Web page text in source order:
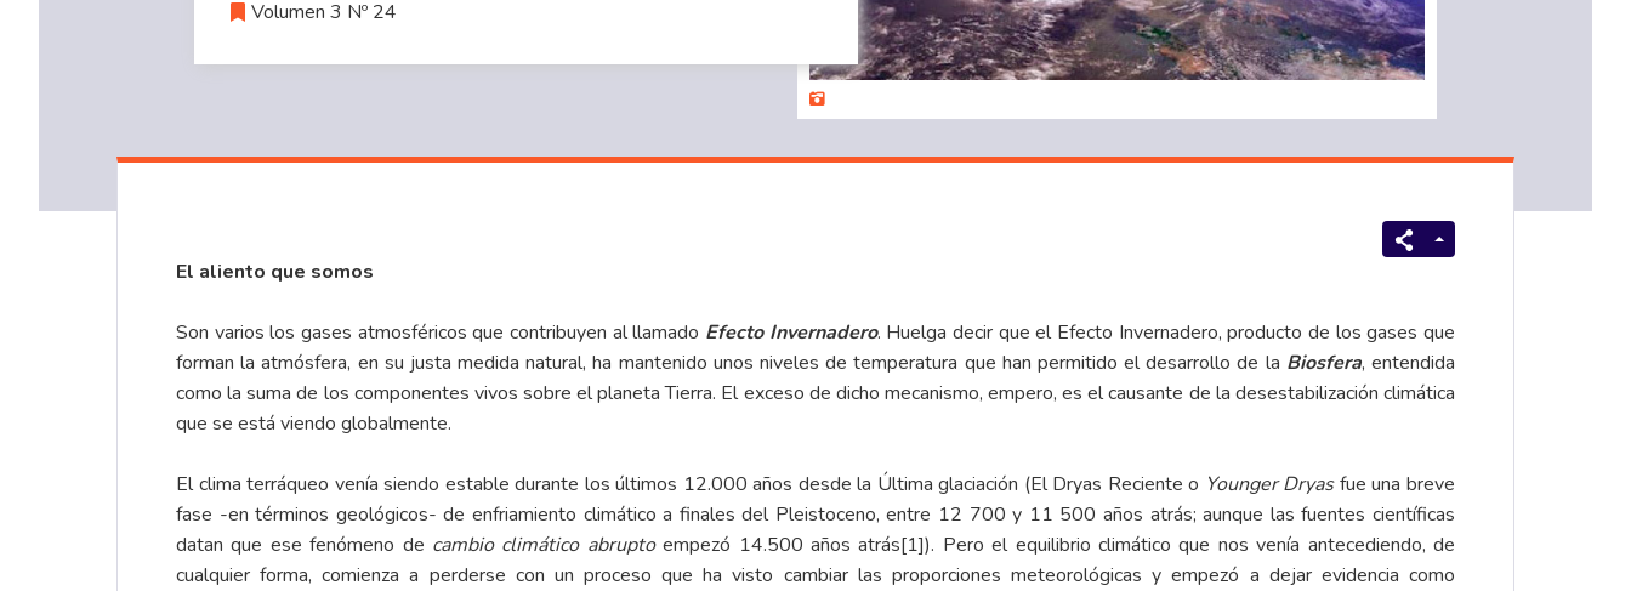
Volumen 3 Nº 24
El aliento que somos
Son varios los gases atmosféricos que contribuyen al llamado Efecto Invernadero. Huelga decir que el Efecto Invernadero, producto de los gases que
forman la atmósfera, en su justa medida natural, ha mantenido unos niveles de temperatura que han permitido el desarrollo de la Biosfera, entendida
como la suma de los componentes vivos sobre el planeta Tierra. El exceso de dicho mecanismo, empero, es el causante de la desestabilización climática
que se está viendo globalmente.
El clima terráqueo venía siendo estable durante los últimos 12.000 años desde la Última glaciación (El Dryas Reciente o Younger Dryasfue una breve
fase -en términos geológicos- de enfriamiento climático a finales del Pleistoceno, entre 12 700 y 11 500 años atrás; aunque las fuentes científicas
datan que ese fenómeno de cambio climático abruptoempezó 14.500 años atrás[1]). Pero el equilibrio climático que nos venía antecediendo, de
cualquier forma, comienza a perderse con un proceso que ha visto cambiar las proporciones meteorológicas y empezó a dejar evidencia como